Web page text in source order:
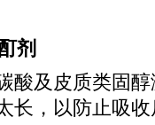
剂
及皮质类固醇
长，以防止吸